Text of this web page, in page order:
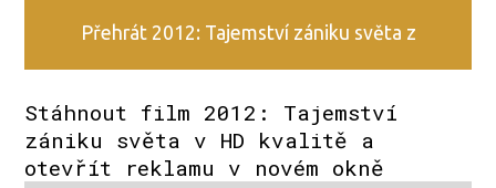
Přehrát 2012: Tajemství zániku světa z
Stáhnout film 2012: Tajemství
zániku světa v HD kvalitě a
otevřít reklamu v novém okně